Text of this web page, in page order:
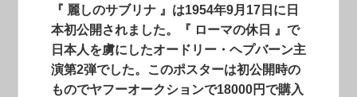
『 麗しのサブリナ 』は1954年9月17日に日
本初公開されました。『 ローマの休日 』で
日本人を虜にしたオードリー・ヘプバーン主
演第2弾でした。このポスターは初公開時の
ものでヤフーオークションで18000円で購入